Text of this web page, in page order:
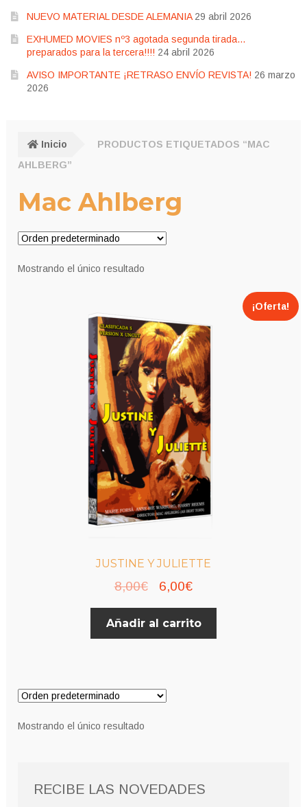
NUEVO MATERIAL DESDE ALEMANIA 29 abril 2026
EXHUMED MOVIES nº3 agotada segunda tirada…
preparados para la tercera!!!! 24 abril 2026
AVISO IMPORTANTE ¡RETRASO ENVÍO REVISTA! 26 marzo
2026
Inicio
PRODUCTOS ETIQUETADOS “MAC
AHLBERG”
Mac Ahlberg
Mostrando el único resultado
JUSTINE Y JULIETTE
¡Oferta!
8,00€
El
precio
original
6,00€El
precio
actual
Añadir al carrito
Mostrando el único resultado
RECIBE LAS NOVEDADES